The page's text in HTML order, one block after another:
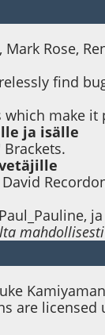
Rose,
find
make
ja isälle
are licensed